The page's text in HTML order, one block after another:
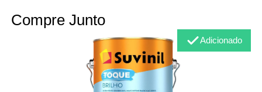
Compre Junto
Adicionado